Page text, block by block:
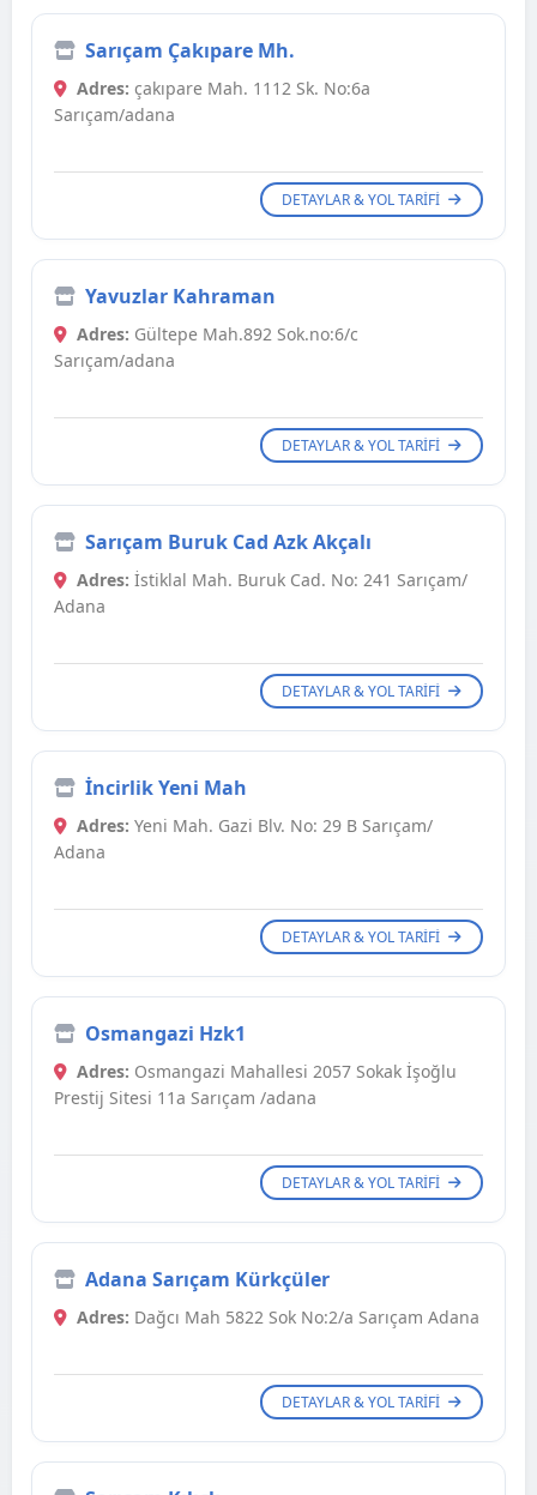
Sarıçam Çakıpare Mh.
Adres: çakıpare Mah. 1112 Sk. No:6a
Sarıçam/adana
DETAYLAR & YOL TARIFI
Yavuzlar Kahraman
Adres: Gültepe Mah.892 Sok.no:6/c
Sarıçam/adana
DETAYLAR & YOL TARIFI
Sarıçam Buruk Cad Azk Akçalı
Adres: İstiklal Mah. Buruk Cad. No: 241 Sarıçam/
Adana
DETAYLAR & YOL TARIFI
İncirlik Yeni Mah
Adres: Yeni Mah. Gazi Blv. No: 29 B Sarıçam/
Adana
DETAYLAR & YOL TARIFI
Osmangazi Hzk1
Adres: Osmangazi Mahallesi 2057 Sokak İşoğlu
Prestij Sitesi 11a Sarıçam /adana
DETAYLAR & YOL TARIFI
Adana Sarıçam Kürkçüler
Adres: Dağcı Mah 5822 Sok No:2/a Sarıçam Adana
DETAYLAR & YOL TARIFI